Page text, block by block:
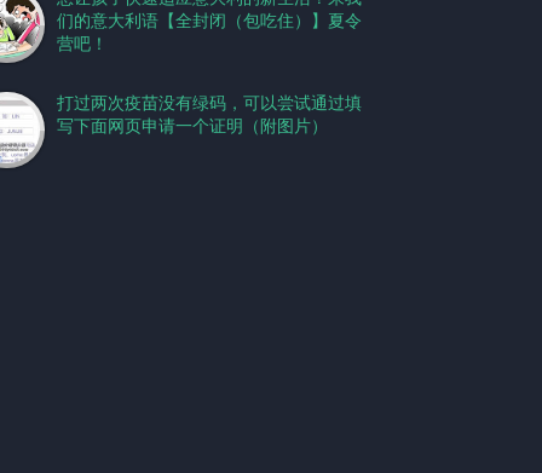
们的意大利语【全封闭（包吃住）】夏令
营吧！
打过两次疫苗没有绿码，可以尝试通过填
写下面网页申请一个证明（附图片）